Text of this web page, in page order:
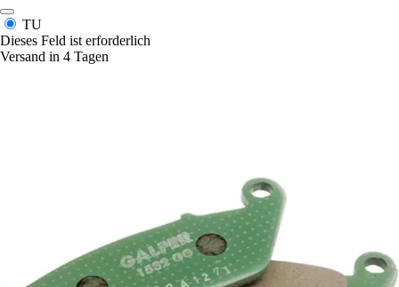
TU
Dieses Feld ist erforderlich
Versand in 4 Tagen